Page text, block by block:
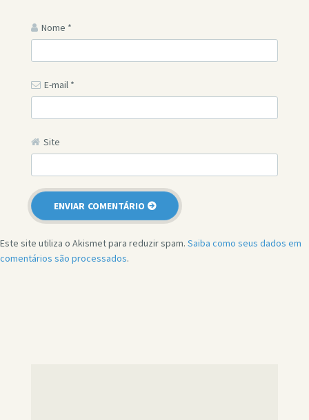
Nome *
E-mail *
Site
Este site utiliza o Akismet para reduzir spam. Saiba como seus dados em
comentários são processados.